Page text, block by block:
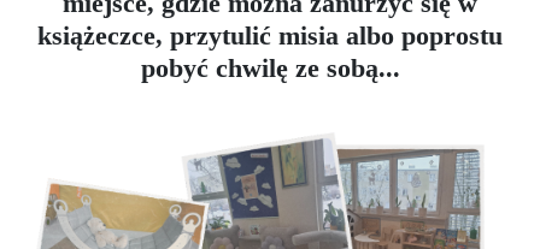
książeczce, przytulić misia albo poprostu
pobyć chwilę ze sobą...